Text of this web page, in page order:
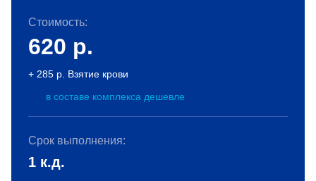
Стоимость:
620 р.
+ 285 р. Взятие крови
в составе комплекса дешевле
Срок выполнения:
1 к.д.